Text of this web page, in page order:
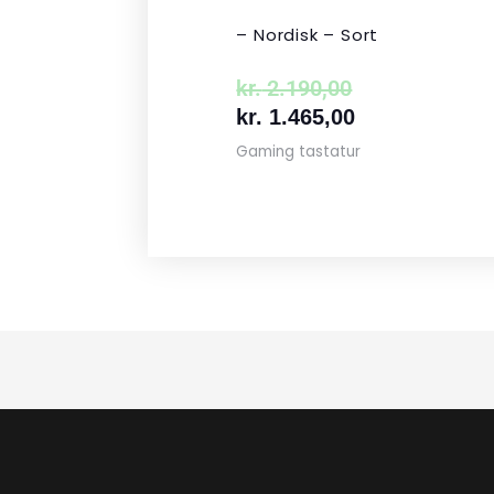
– Nordisk – Sort
kr.2.190,00
kr. 1.465,00
Gaming tastatur